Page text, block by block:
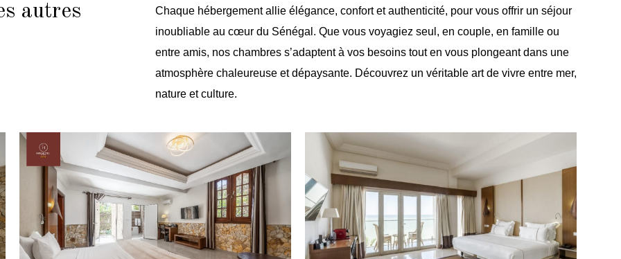
autres
Chaque hébergement allie élégance, confort et authenticité, pour vous offrir un séjour
inoubliable au cœur du Sénégal. Que vous voyagiez seul, en couple, en famille ou
entre amis, nos chambres s’adaptent à vos besoins tout en vous plongeant dans une
atmosphère chaleureuse et dépaysante. Découvrez un véritable art de vivre entre mer,
nature et culture.